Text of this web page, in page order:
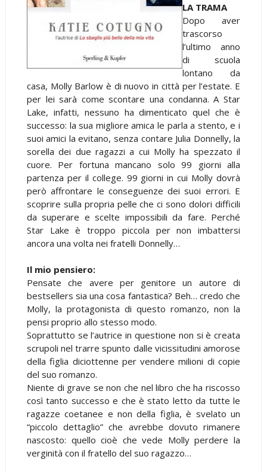
LA TRAMA
Dopo aver
trascorso
l’ultimo anno
di scuola
lontano da
casa, Molly Barlow è di nuovo in città per l’estate. E
per lei sarà come scontare una condanna. A Star
Lake, infatti, nessuno ha dimenticato quel che è
successo: la sua migliore amica le parla a stento, e i
suoi amici la evitano, senza contare Julia Donnelly, la
sorella dei due ragazzi a cui Molly ha spezzato il
cuore. Per fortuna mancano solo 99 giorni alla
partenza per il college. 99 giorni in cui Molly dovrà
però affrontare le conseguenze dei suoi errori. E
scoprire sulla propria pelle che ci sono dolori difficili
da superare e scelte impossibili da fare. Perché
Star Lake è troppo piccola per non imbattersi
ancora una volta nei fratelli Donnelly…
Il mio pensiero:
Pensate che avere per genitore un autore di
bestsellers sia una cosa fantastica? Beh… credo che
Molly, la protagonista di questo romanzo, non la
pensi proprio allo stesso modo.
Soprattutto se l’autrice in questione non si è creata
scrupoli nel trarre spunto dalle vicissitudini amorose
della figlia diciottenne per vendere milioni di copie
del suo romanzo.
Niente di grave se non che nel libro che ha riscosso
così tanto successo e che è stato letto da tutte le
ragazze coetanee e non della figlia, è svelato un
“piccolo dettaglio” che avrebbe dovuto rimanere
nascosto: quello cioè che vede Molly perdere la
verginità con il fratello del suo ragazzo…